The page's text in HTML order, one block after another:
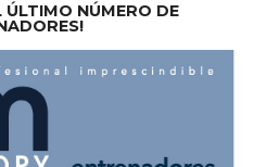
ÚLTIMO NÚMERO DE